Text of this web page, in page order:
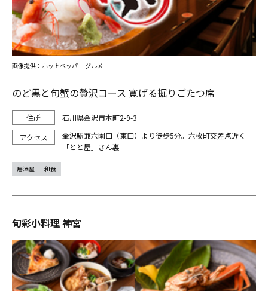
のど黒と旬蟹の贅沢コース 寛げる掘りごたつ席
石川県金沢市本町2-9-3
金沢駅兼六園口（東口）より徒歩5分。六枚町交差点近く
「とと屋」さん裏
画像提供：ホットペッパー グルメ
居酒屋 和食
旬彩小料理 神宮